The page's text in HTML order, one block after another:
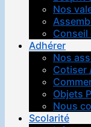
Nos
Conseil
Adhérer
Nos
Cotiser
Objets
Nous
Scolarité